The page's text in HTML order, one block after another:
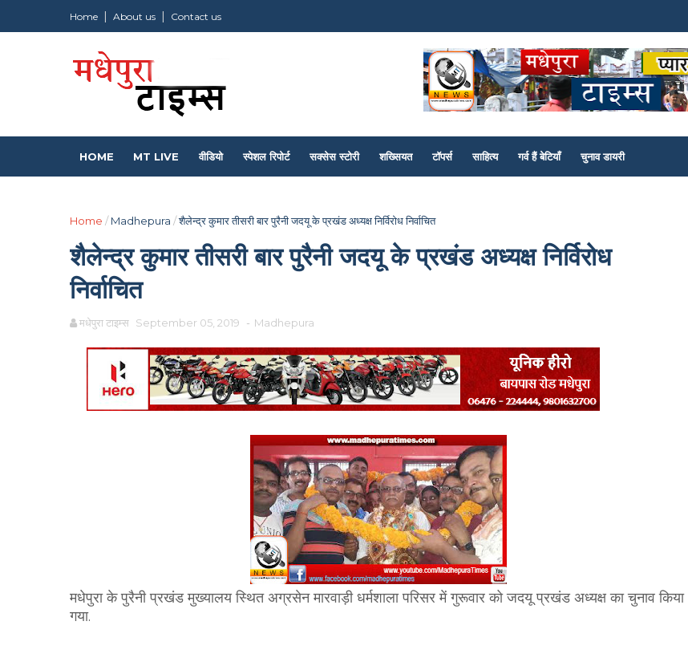
Home About us Contact us
HOME MT LIVE वीडियो स्पेशल रिपोर्ट सक्सेस स्टोरी शख्सियत टॉपर्स साहित्य गर्व हैं बेटियाँ चुनाव डायरी
Home / Madhepura /शैलेन्द्र कुमार तीसरी बार पुरैनी जदयू के प्रखंड अध्यक्ष निर्विरोध निर्वाचित
शैलेन्द्र कुमार तीसरी बार पुरैनी जदयू के प्रखंड अध्यक्ष निर्विरोध
निर्वाचित
मधेपुरा टाइम्स September 05, 2019 - Madhepura
मधेपुरा के पुरैनी प्रखंड मुख्यालय स्थित अग्रसेन मारवाड़ी धर्मशाला परिसर में गुरूवार को जदयू प्रखंड अध्यक्ष का चुनाव किया
गया.